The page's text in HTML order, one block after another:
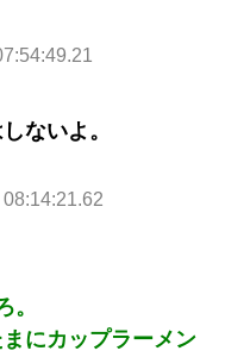
ないよ。
。
にカップラーメン